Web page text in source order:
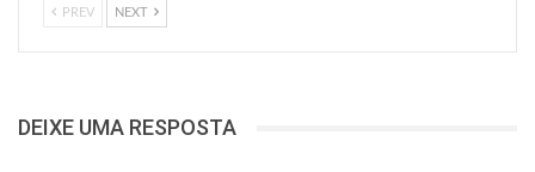
PREV NEXT
DEIXE UMA RESPOSTA